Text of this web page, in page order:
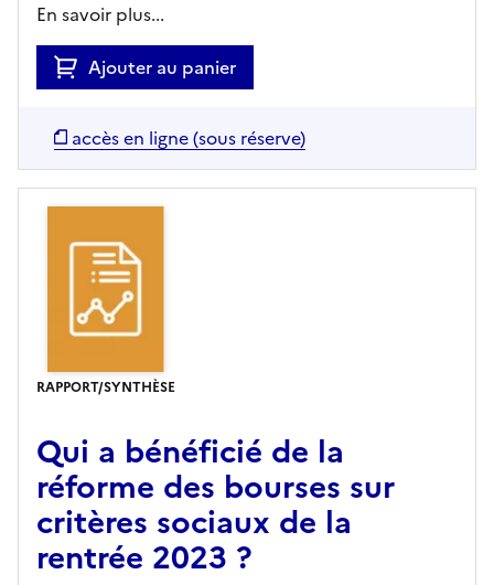
En savoir plus...
Ajouter au panier
accès en ligne (sous réserve)
RAPPORT/SYNTHÈSE
Qui a bénéficié de la
réforme des bourses sur
critères sociaux de la
rentrée 2023 ?